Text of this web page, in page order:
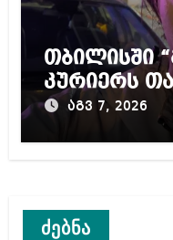
თბილისში
კურიერს
აგვ 7, 2026
ძებნა